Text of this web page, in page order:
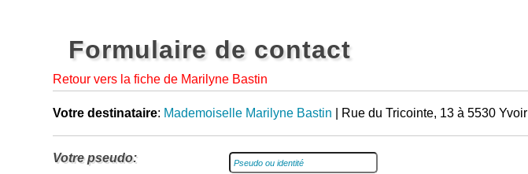
Formulaire de contact
Retour vers la fiche de Marilyne Bastin
Votre destinataire: Mademoiselle Marilyne Bastin | Rue du Tricointe, 13 à 5530 Yvoir
Votre pseudo: